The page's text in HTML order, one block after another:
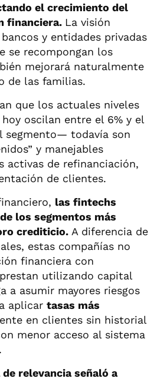
el crecimiento del
financiera. La visión
y entidades privadas
se recompongan los
mejorará naturalmente
de las familias.
que los actuales niveles
oscilan entre el 6% y el
segmento— todavía son
y manejables
activas de refinanciación,
de clientes.
las fintechs
los segmentos más
crediticio. A diferencia de
estas compañías no
financiera con
utilizando capital
a asumir mayores riesgos
aplicar tasas más
en clientes sin historial
menor acceso al sistema
relevancia señaló a